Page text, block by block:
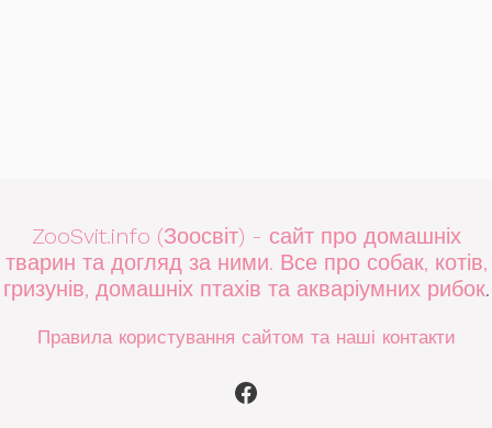
ZooSvit.info (Зоосвіт) - сайт про домашніх
тварин та догляд за ними. Все про собак, котів,
гризунів, домашніх птахів та акваріумних рибок.
Правила користування сайтом та наші контакти
Facebook